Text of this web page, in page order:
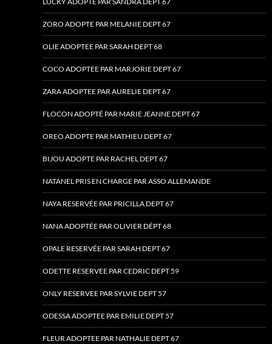
ZORO ADOPTE PAR MELANIE DEPT 67
OLIE ADOPTEE PAR SARAH DEPT 68
COCO ADOPTEE PAR MARJORIE DEPT 67
ZARA ADOPTEE PAR AURELIE DEPT 67
FLOCON ADOPTÉ PAR MARIE JEANNE DEPT 67
OREO ADOPTE PAR MATHIEU DEPT 67
BIJOU ADOPTE PAR RACHEL DEPT 67
NATANEL PRIS EN CHARGE PAR ASSO ALLEMANDE
NAYA RESERVÉE PAR PRICILLA DEPT 67
NANA ADOPTÉE PAR OLIVIER DÉPT 68
OPALE RESERVÉE PAR SARAH DEPT 67
ODETTE RESERVEE PAR CEDRIC DEPT 59
ONLY RESERVEE PAR SYLVIE DEPT 57
ODESSA ADOPTEE PAR EMILIE DEPT 57
FLEUR ADOPTEE PAR NATHALIE DEPT 67